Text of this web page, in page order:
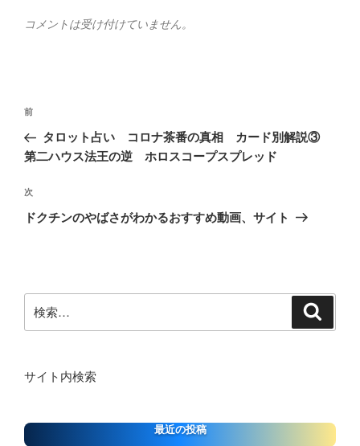
コメントは受け付けていません。
投
ナ
ゲ
ー
前
の
投
前
タロット占い コロナ茶番の真相 カード別解説③
第二ハウス法王の逆 ホロスコープスプレッド
次
の
次
ドクチンのやばさがわかるおすすめ動画、サイト
索:
サイト内検索
最近の投稿